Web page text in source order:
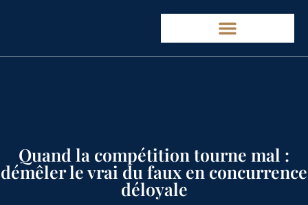
Quand la compétition tourne mal :
démêler le vrai du faux en concurrence
déloyale